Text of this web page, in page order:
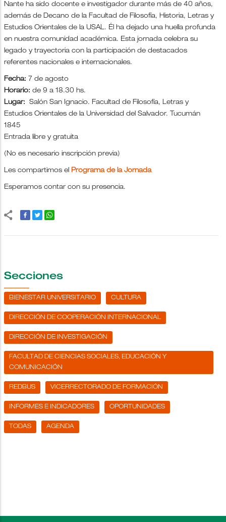
Nante ha sido docente e investigador durante más de 40 años,
además de Decano de la Facultad de Filosofía, Historia, Letras y
Estudios Orientales de la USAL. Él ha dejado una huella profunda
en nuestra comunidad académica. Esta jornada celebra su
legado y trayectoria con la participación de destacados
referentes nacionales e internacionales.
Fecha: 7 de agosto
Horario: de 9 a 18.30 hs.
Lugar:
Salón San Ignacio. Facultad de Filosofía, Letras y
Estudios Orientales de la Universidad del Salvador. Tucumán
1845
Entrada libre y gratuita
(No es necesario inscripción previa)
Les compartimos el Programa de la Jornada
Esperamos contar con su presencia.
Secciones
BIENESTAR UNIVERSITARIO CULTURA
DIRECCIÓN DE COOPERACIÓN INTERNACIONAL
DIRECCIÓN DE INVESTIGACIÓN
FACULTAD DE CIENCIAS SOCIALES, EDUCACIÓN Y
COMUNICACIÓN
REDBUS VICERRECTORADO DE FORMACIÓN
INFORMES E INDICADORES OPORTUNIDADES
TODAS AGENDA